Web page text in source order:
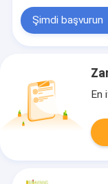
Şimdi başvurun
En